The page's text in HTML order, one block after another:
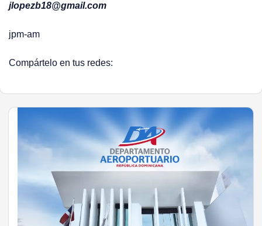
jlopezb18@gmail.com
jpm-am
Compártelo en tus redes: